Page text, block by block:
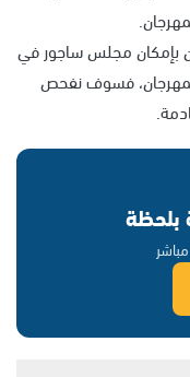
بإمكان مجلس ساجور في
فسوف نفحص
بلحظة